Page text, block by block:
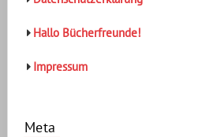
Hallo Bücherfreunde!
Impressum
Meta